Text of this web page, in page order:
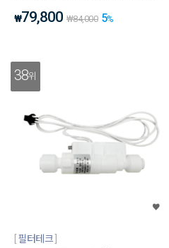
₩79,800 ₩84,000 5%
38위
필터테크